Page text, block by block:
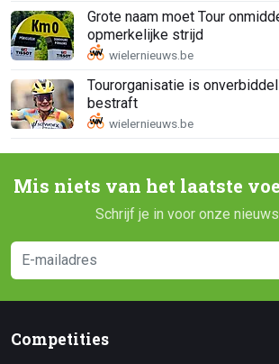
Grote naam moet Tour
opmerkelijke strijd
Tourorganisatie is
bestraft
Mis niets van het laatste
Schrijf je in voor onze
Competities